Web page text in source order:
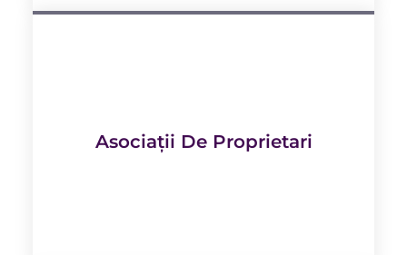
Asociații De Proprietari